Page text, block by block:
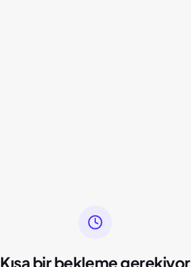
Kısa bir bekleme gerekiyor